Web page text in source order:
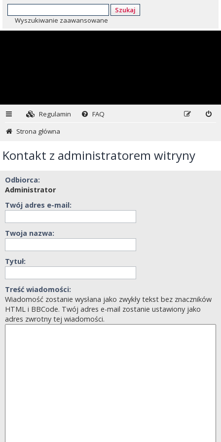
Szukaj
Wyszukiwanie zaawansowane
Regulamin
FAQ
Strona główna
Kontakt z administratorem witryny
Odbiorca:
Administrator
Twój adres e-mail:
Twoja nazwa:
Tytuł:
Treść wiadomości:
Wiadomość zostanie wysłana jako zwykły tekst bez znaczników
HTML i BBCode. Twój adres e-mail zostanie ustawiony jako
adres zwrotny tej wiadomości.